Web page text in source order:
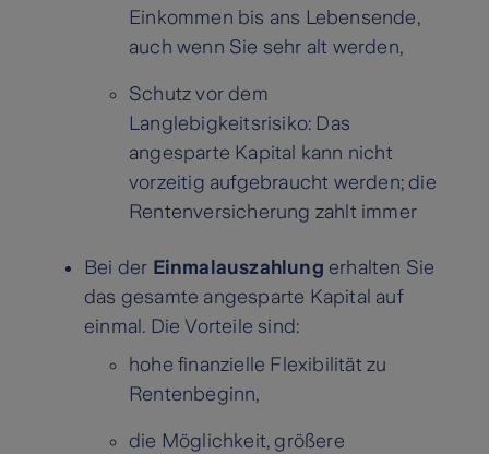
Einkommen bis ans Lebensende,
auch wenn Sie sehr alt werden,
Schutz vor dem
Langlebigkeitsrisiko: Das
angesparte Kapital kann nicht
vorzeitig aufgebraucht werden; die
Rentenversicherung zahlt immer
Bei der Einmalauszahlung erhalten Sie
das gesamte angesparte Kapital auf
einmal. Die Vorteile sind:
hohe finanzielle Flexibilität zu
Rentenbeginn,
die Möglichkeit, größere